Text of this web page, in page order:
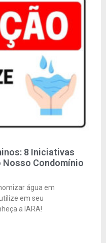
8 Iniciativas
Nosso Condomínio
água em
em seu
a IARA!